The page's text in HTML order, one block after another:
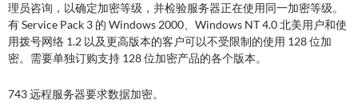
理员咨询，以确定加密等级，并检验服务器正在使用同一加密等级。
有 Service Pack 3 的 Windows 2000、Windows NT 4.0 北美用户和使
用拨号网络 1.2 以及更高版本的客户可以不受限制的使用 128 位加
密。需要单独订购支持 128 位加密产品的各个版本。
743 远程服务器要求数据加密。